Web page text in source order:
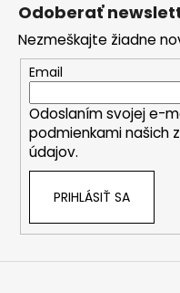
Odoberať
Nezmeškajte žiadne
Email
Odoslaním svojej e-
podmienkami našich
údajov.
PRIHLÁSIŤ SA